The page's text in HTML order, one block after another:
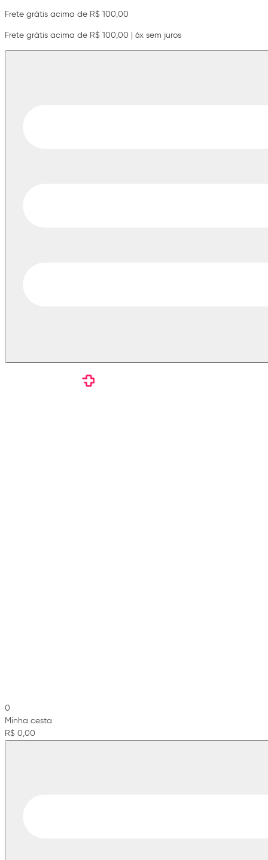
Frete grátis acima de R$ 100,00
Frete grátis acima de R$ 100,00 | 6x sem juros
0
Minha cesta
R$ 0,00